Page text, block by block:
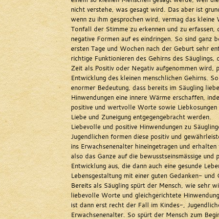
nicht verstehe, was gesagt wird. Das aber ist
wenn zu ihm gesprochen wird, vermag das kleine
Tonfall der Stimme zu erkennen und zu erfassen,
negative Formen auf es eindringen. So sind ganz
ersten Tage und Wochen nach der Geburt sehr
richtige Funktionieren des Gehirns des Säuglings,
Zeit als Positiv oder Negativ aufgenommen wird,
Entwicklung des kleinen menschlichen Gehirns.
enormer Bedeutung, dass bereits im Säugling
Hinwendungen eine innere Wärme erschaffen,
positive und wertvolle Worte sowie Liebkosungen
Liebe und Zuneigung entgegengebracht werden.
Liebevolle und positive Hinwendungen zu
Jugendlichen formen diese positiv und
ins Erwachsenenalter hineingetragen und
also das Ganze auf die bewusstseinsmässige und
Entwicklung aus, die dann auch eine gesunde
Lebensgestaltung mit einer guten Gedanken-
Bereits als Säugling spürt der Mensch, wie sehr
liebevolle Worte und gleichgerichtete
ist dann erst recht der Fall im Kindes-,
Erwachsenenalter. So spürt der Mensch zum